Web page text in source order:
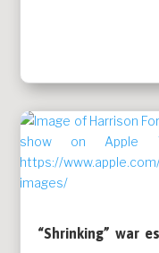
“Shrinking” war